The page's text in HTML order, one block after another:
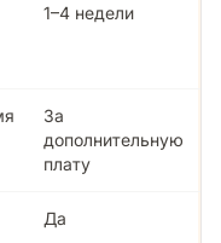
1–4 недели
За
дополнительную
плату
Да